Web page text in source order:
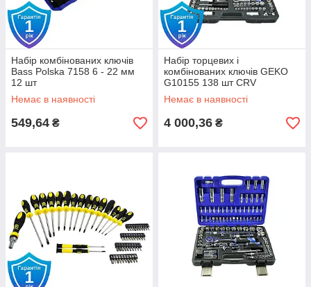
Набір комбінованих ключів
Bass Polska 7158 6 - 22 мм
12 шт
Немає в наявності
549,64 ₴
Набір торцевих і
комбінованих ключів GEKO
G10155 138 шт CRV
Немає в наявності
4 000,36 ₴